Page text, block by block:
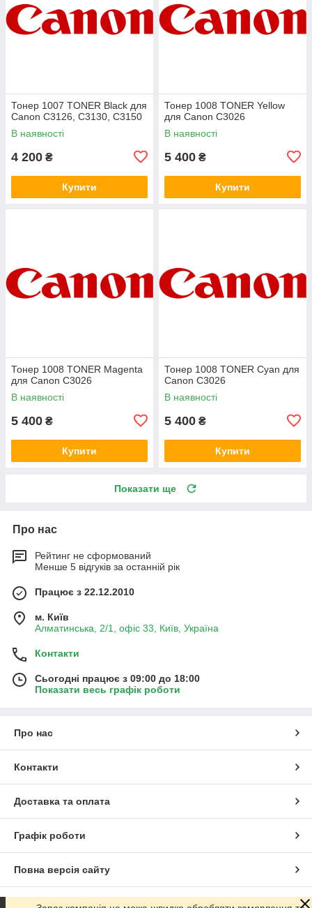
Тонер 1007 TONER Black для
Canon C3126, C3130, C3150
В наявності
4 200 ₴
Купити
Тонер 1008 TONER Yellow
для Canon C3026
В наявності
5 400 ₴
Купити
Тонер 1008 TONER Magenta
для Canon C3026
В наявності
5 400 ₴
Купити
Тонер 1008 TONER Cyan для
Canon C3026
В наявності
5 400 ₴
Купити
Показати ще
Про нас
Рейтинг не сформований
Менше 5 відгуків за останній рік
Працює з 22.12.2010
м. Київ
Алматинська, 2/1, офіс 33, Київ, Україна
Контакти
Сьогодні працює з 09:00 до 18:00
Показати весь графік роботи
Про нас
Контакти
Доставка та оплата
Графік роботи
Повна версія сайту
Сайт створено на маркетплейсі Prom.ua